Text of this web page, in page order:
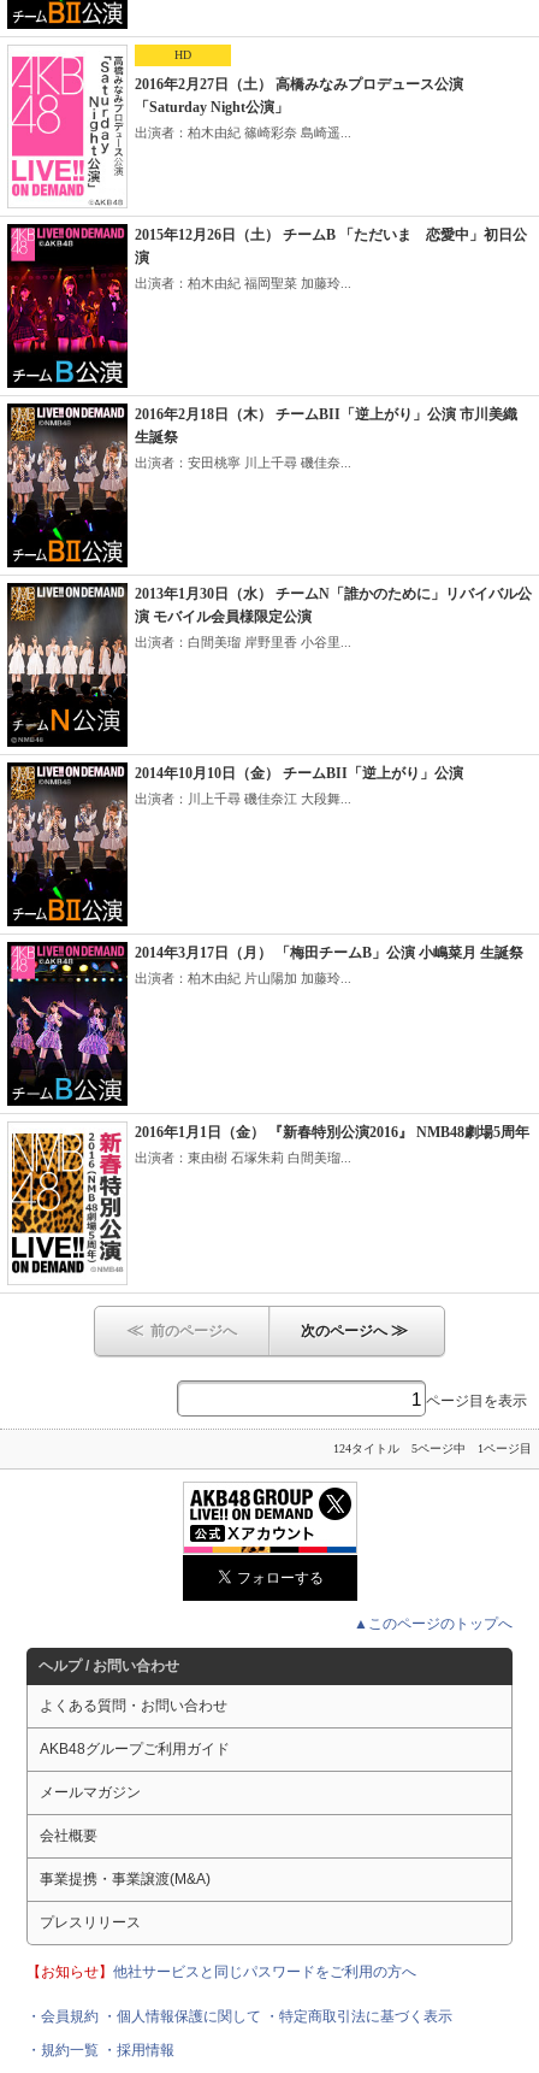
HD
2016年2月27日（土） 高橋みなみプロデュース公演
「Saturday Night公演」
出演者：柏木由紀 篠崎彩奈 島崎遥...
2015年12月26日（土） チームB 「ただいま 恋愛中」初日公
演
出演者：柏木由紀 福岡聖菜 加藤玲...
2016年2月18日（木） チームBII「逆上がり」公演 市川美織
生誕祭
出演者：安田桃寧 川上千尋 磯佳奈...
2013年1月30日（水） チームN「誰かのために」リバイバル公
演 モバイル会員様限定公演
出演者：白間美瑠 岸野里香 小谷里...
2014年10月10日（金） チームBII「逆上がり」公演
出演者：川上千尋 磯佳奈江 大段舞...
2014年3月17日（月） 「梅田チームB」公演 小嶋菜月 生誕祭
出演者：柏木由紀 片山陽加 加藤玲...
2016年1月1日（金） 『新春特別公演2016』 NMB48劇場5周年
出演者：東由樹 石塚朱莉 白間美瑠...
≪ 前のページへ 次のページへ≫
ページ目を表示
124タイトル 5ページ中 1ページ目
▲このページのトップへ
ヘルプ / お問い合わせ
よくある質問・お問い合わせ
AKB48グループご利用ガイド
メールマガジン
会社概要
事業提携・事業譲渡(M&A)
プレスリリース
【お知らせ】他社サービスと同じパスワードをご利用の方へ
・会員規約 ・個人情報保護に関して
・特定商取引法に基づく表示
・規約一覧 ・採用情報